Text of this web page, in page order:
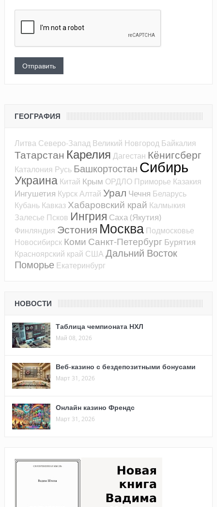
ГЕОГРАФИЯ
Литва Северо-Запад Великий Новгород Байкалия
Татарстан Карелия Дагестан Кёнигсберг
Каталония Русь Башкортостан Сибирь
Украина Китай Крым ОРДЛО Приморье Казакия
Ингушетия КурскАлтай Урал Чечня Беларусь
Кубань Кавказ Хабаровский край Калмыкия
Залесье Псков Ингрия Саха (Якутия)
Финляндия Эстония Москва Подмосковье
Новосибирск Коми Санкт-Петербург Бурятия
Красноярский край США Дальний Восток
Поморье Екатеринбург
НОВОСТИ
Таблица чемпионата НХЛ
Май 08, 2026
Веб-казино с бездепозитными бонусами
Март 31, 2026
Онлайн казино Френдс
Март 31, 2026